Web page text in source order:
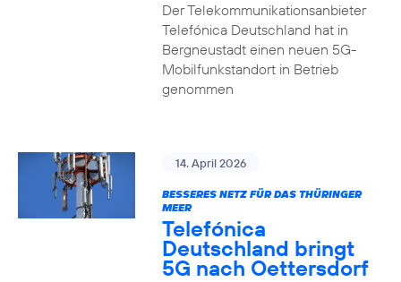
Der Telekommunikationsanbieter
Telefónica Deutschland hat in
Bergneustadt einen neuen 5G-
Mobilfunkstandort in Betrieb
genommen
14. April 2026
BESSERES NETZ FÜR DAS THÜRINGER
MEER
Telefónica
Deutschland bringt
5G nach Oettersdorf